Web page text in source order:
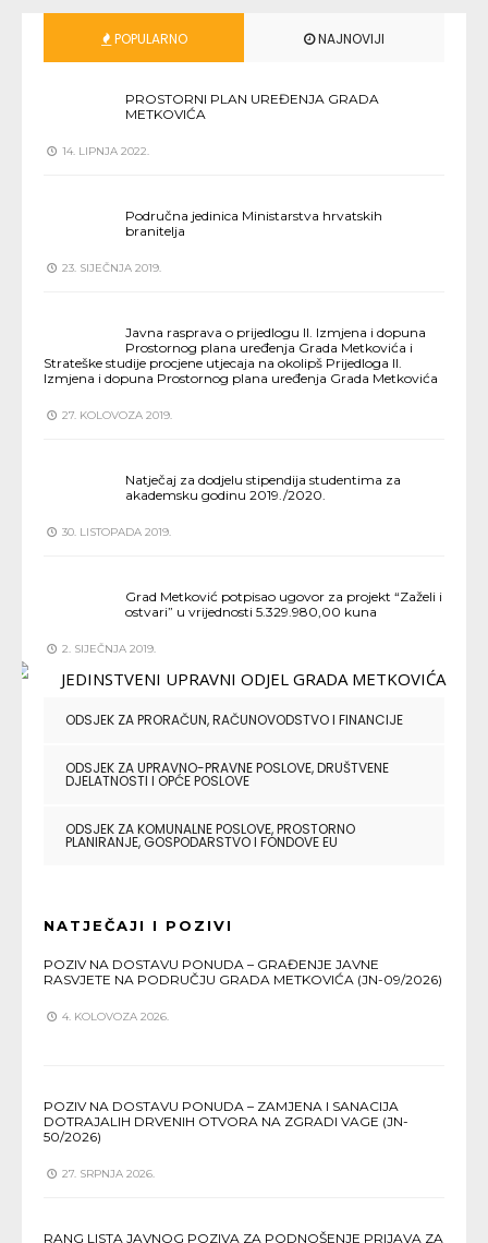
POPULARNO NAJNOVIJI
PROSTORNI PLAN UREĐENJA GRADA
METKOVIĆA
14. LIPNJA 2022.
Područna jedinica Ministarstva hrvatskih
branitelja
23. SIJEČNJA 2019.
Javna rasprava o prijedlogu II. Izmjena i dopuna
Prostornog plana uređenja Grada Metkovića i
Strateške studije procjene utjecaja na okolipš Prijedloga II.
Izmjena i dopuna Prostornog plana uređenja Grada Metkovića
27. KOLOVOZA 2019.
Natječaj za dodjelu stipendija studentima za
akademsku godinu 2019./2020.
30. LISTOPADA 2019.
Grad Metković potpisao ugovor za projekt “Zaželi i
ostvari” u vrijednosti 5.329.980,00 kuna
2. SIJEČNJA 2019.
ODSJEK ZA PRORAČUN, RAČUNOVODSTVO I FINANCIJE
ODSJEK ZA UPRAVNO-PRAVNE POSLOVE, DRUŠTVENE
DJELATNOSTI I OPĆE POSLOVE
ODSJEK ZA KOMUNALNE POSLOVE, PROSTORNO
PLANIRANJE, GOSPODARSTVO I FONDOVE EU
NATJEČAJI I POZIVI
POZIV NA DOSTAVU PONUDA – GRAĐENJE JAVNE
RASVJETE NA PODRUČJU GRADA METKOVIĆA (JN-09/2026)
4. KOLOVOZA 2026.
POZIV NA DOSTAVU PONUDA – ZAMJENA I SANACIJA
DOTRAJALIH DRVENIH OTVORA NA ZGRADI VAGE (JN-
50/2026)
27. SRPNJA 2026.
RANG LISTA JAVNOG POZIVA ZA PODNOŠENJE PRIJAVA ZA